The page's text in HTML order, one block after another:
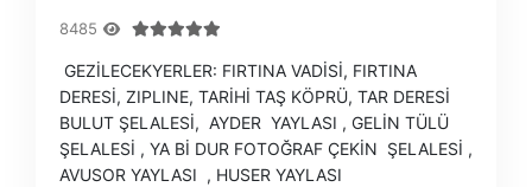
8485
GEZİLECEKYERLER: FIRTINA VADİSİ, FIRTINA
DERESİ, ZIPLINE, TARİHİ TAŞ KÖPRÜ, TAR DERESİ
BULUT ŞELALESİ, AYDER YAYLASI , GELİN TÜLÜ
ŞELALESİ , YA Bİ DUR FOTOĞRAF ÇEKİN ŞELALESİ ,
AVUSOR YAYLASI , HUSER YAYLASI